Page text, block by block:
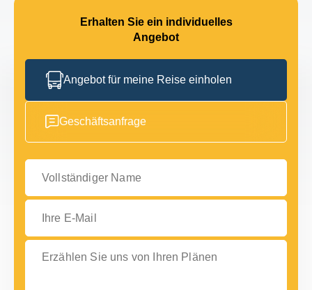
Erhalten Sie ein individuelles
Angebot
Angebot für meine Reise einholen
Geschäftsanfrage
Vollständiger Name
Ihre E-Mail
Erzählen Sie uns von Ihren Plänen